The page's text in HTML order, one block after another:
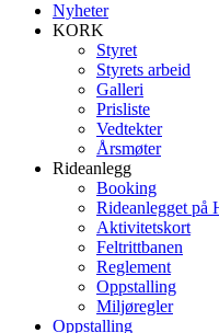
Nyheter
KORK
Styret
Styrets arbeid
Galleri
Prisliste
Vedtekter
Årsmøter
Rideanlegg
Booking
Rideanlegget på
Aktivitetskort
Feltrittbanen
Reglement
Oppstalling
Miljøregler
Oppstalling